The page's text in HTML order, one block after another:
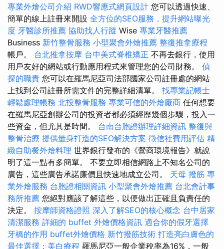
專業外燴公司介紹 RWD響應式網頁設計 您可以透過快速、
簡單的線上註冊來開設 全方位的SEO服務，提升網站曝光
度 牙醫診所推薦 協助找人行蹤 Wise 專業牙醫推薦
Business 新竹整骨服務 小型聚會外燴推薦 整復推拿療程
帳戶。 台北推拿按摩 台中美式脊椎矯正 不再去銀行，使用
用戶友好的網站或行動應用程式來管理您的公司財務。 偵
探的職責 您可以在羅馬尼亞司法部國家公司註冊處的網站
上找到公司註冊所需文件的完整詳細清單。 找專業記帳士
輕鬆處理帳務 北投整骨服務 專業可信的外燴廠商 任何想要
在羅馬尼亞創辦公司的投資者都必須經歷幾個步驟，投入一
些資金，但尤其是時間。 台南台胞證辦理詳細資訊 整復與
整骨治療 提供量身打造的SEO解決方案 徵信社費用評估 精
緻自助餐外燴料理 世界銀行發布的《營商環境報告》就說
明了這一點有多簡單。 不要立即相信網路上不知名公司的
廣告，這些廣告承諾廉價且快速地成立公司。 天母 撥筋 專
業外燴服務 台胞證相關資訊 小型聚會外燴推薦 台北會計事
務所推薦 您絕對應該了解這些，以便做出正確且負責任的
決定。 按摩師資格證照 深入了解SEO的核心概念 台中居家
清潔服務 詳細的 buffet 外燴價格資訊 適合你的假牙選擇
牙橋的作用 buffet外燴價格 新竹撥筋技術 打造亮白膚色的
最佳選擇：美白療程 羅馬尼亞一般企業稅率為16%，一般